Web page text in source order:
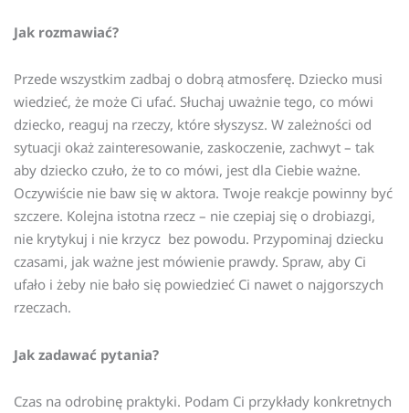
Jak rozmawiać?
Przede wszystkim zadbaj o dobrą atmosferę. Dziecko musi
wiedzieć, że może Ci ufać. Słuchaj uważnie tego, co mówi
dziecko, reaguj na rzeczy, które słyszysz. W zależności od
sytuacji okaż zainteresowanie, zaskoczenie, zachwyt – tak
aby dziecko czuło, że to co mówi, jest dla Ciebie ważne.
Oczywiście nie baw się w aktora. Twoje reakcje powinny być
szczere. Kolejna istotna rzecz – nie czepiaj się o drobiazgi,
nie krytykuj i nie krzycz bez powodu. Przypominaj dziecku
czasami, jak ważne jest mówienie prawdy. Spraw, aby Ci
ufało i żeby nie bało się powiedzieć Ci nawet o najgorszych
rzeczach.
Jak zadawać pytania?
Czas na odrobinę praktyki. Podam Ci przykłady konkretnych